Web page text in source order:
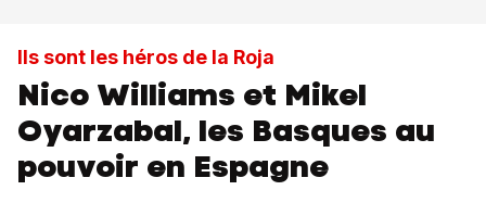
Ils sont les héros de la Roja
Nico Williams et Mikel
Oyarzabal, les Basques au
pouvoir en Espagne